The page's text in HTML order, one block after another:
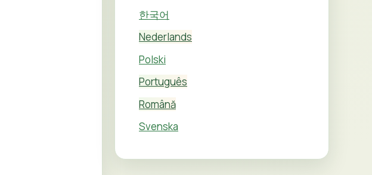
한국어
Nederlands
Polski
Português
Română
Svenska